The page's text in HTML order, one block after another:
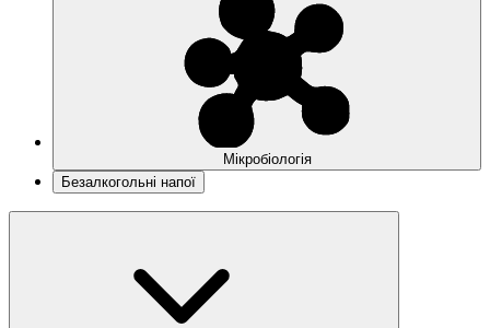
Мікробіологія
Безалкогольні напої